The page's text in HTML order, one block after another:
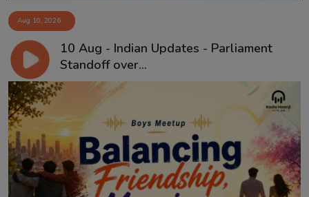
Aug 10, 2026
10 Aug - Indian Updates - Parliament
Standoff over...